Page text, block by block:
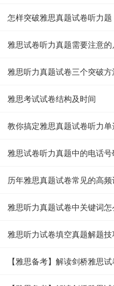
怎样突破雅思真题试卷听力题
雅思试卷听力真题需要注意
雅思听力真题试卷三个突破方
雅思考试试卷结构及时间
教你搞定雅思真题试卷听力单
雅思试卷听力真题中的电话
历年雅思真题试卷常见的高频
雅思听力真题试卷中关键词
雅思听力试卷填空真题解题技
【雅思备考】解读剑桥雅思